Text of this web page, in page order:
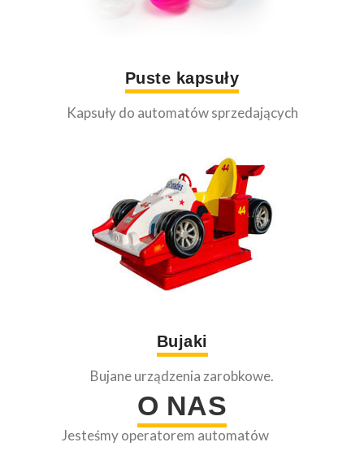
Puste kapsuły
Kapsuły do automatów sprzedających
Bujaki
Bujane urządzenia zarobkowe.
O NAS
Jesteśmy operatorem automatów